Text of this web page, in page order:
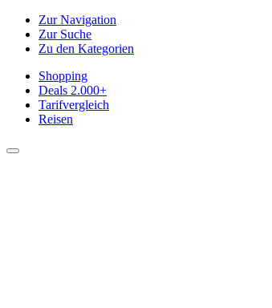
Zur Navigation
Zur Suche
Zu den Kategorien
Shopping
Deals 2.000+
Tarifvergleich
Reisen